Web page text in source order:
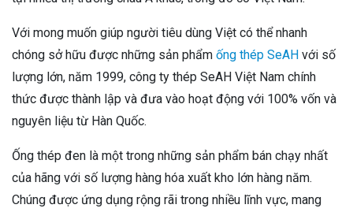
Với mong muốn giúp người tiêu dùng Việt có thể nhanh
chóng sở hữu được những sản phẩm ống thép SeAH với số
lượng lớn, năm 1999, công ty thép SeAH Việt Nam chính
thức được thành lập và đưa vào hoạt động với 100% vốn và
nguyên liệu từ Hàn Quốc.
Ống thép đen là một trong những sản phẩm bán chạy nhất
của hãng với số lượng hàng hóa xuất kho lớn hàng năm.
Chúng được ứng dụng rộng rãi trong nhiều lĩnh vực, mang